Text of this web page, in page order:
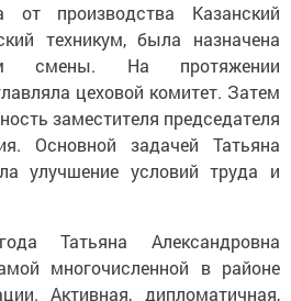
производства Казанский
техникум, была назначена
смены. На протяжении
цеховой комитет. Затем
заместителя председателя
Основной задачей Татьяна
улучшение условий труда и
Татьяна Александровна
многочисленной в районе
Активная, дипломатичная,